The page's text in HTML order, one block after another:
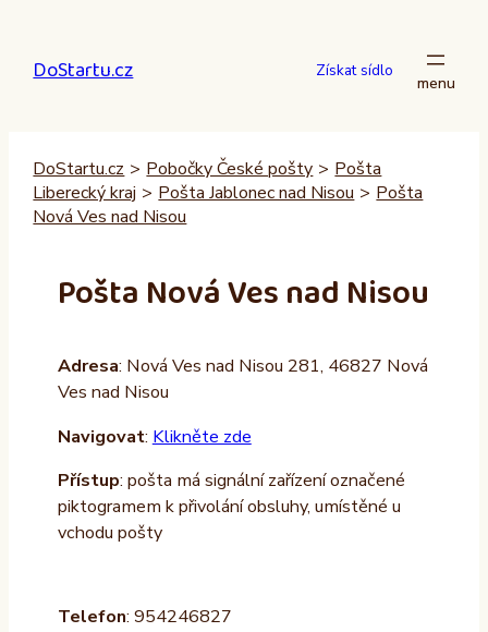
obsah
DoStartu.cz Získat sídlo
DoStartu.cz > Pobočky České pošty > Pošta
Liberecký kraj > Pošta Jablonec nad Nisou > Pošta
Nová Ves nad Nisou
Pošta Nová Ves nad Nisou
Adresa: Nová Ves nad Nisou 281, 46827 Nová
Ves nad Nisou
Navigovat: Klikněte zde
Přístup: pošta má signální zařízení označené
piktogramem k přivolání obsluhy, umístěné u
vchodu pošty
Telefon: 954246827